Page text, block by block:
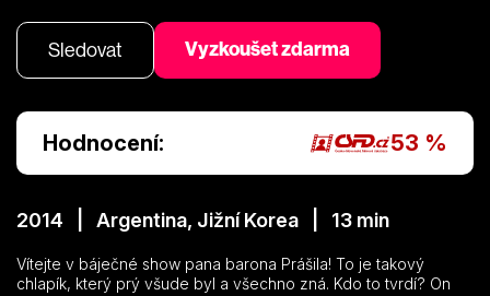
Sledovat Vyzkoušet zdarma
Hodnocení: 53 %
2014 | Argentina, Jižní Korea | 13 min
Vítejte v báječné show pana barona Prášila! To je takový
chlapík, který prý všude byl a všechno zná. Kdo to tvrdí? On